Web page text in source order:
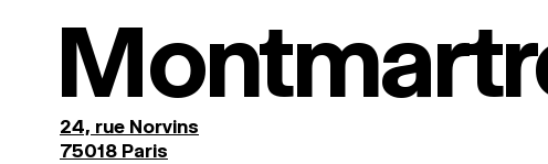
24, rue Norvins
75018 Paris